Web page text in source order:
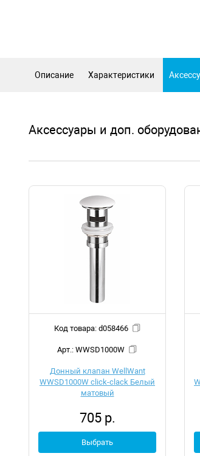
Описание Характеристики
Аксессуары и доп.
Код товара: d058466
Арт.: WWSD1000W
Донный клапан WellWant
WWSD1000W click-clack Белый
матовый
705 р.
Выбрать